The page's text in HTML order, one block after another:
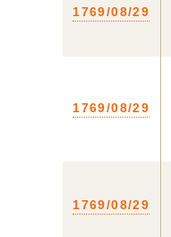
1769/08/29
1769/08/29
1769/08/29